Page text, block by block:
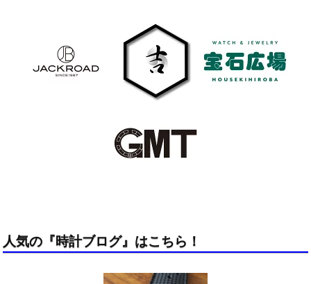
人気の『時計ブログ』はこちら！